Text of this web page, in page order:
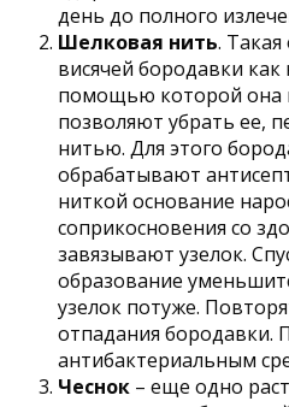
день до полного
Шелковая нить. Такая
висячей бородавки
помощью которой она
позволяют убрать ее,
нитью. Для этого
обрабатывают
ниткой основание
соприкосновения со
завязывают узелок.
образование
узелок потуже.
отпадания бородавки.
антибактериальным
Чеснок – еще одно